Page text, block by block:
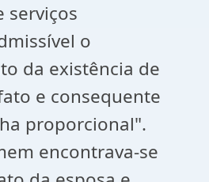
serviços
o
da existência de
e consequente
proporcional".
encontrava-se